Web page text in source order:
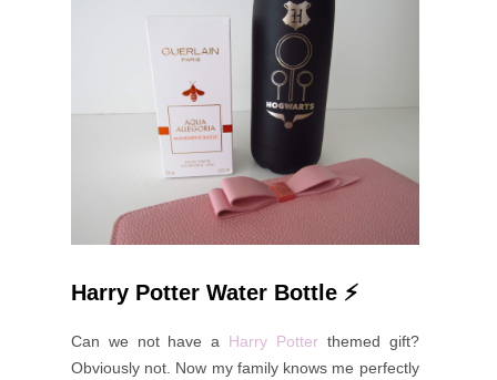
Harry Potter Water Bottle ⚡️
Can we not have a Harry Potterthemed gift?
Obviously not. Now my family knows me perfectly